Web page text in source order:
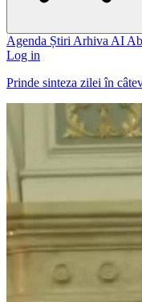
Agenda Știri Arhiva AI
Log in
Prinde sinteza zilei în